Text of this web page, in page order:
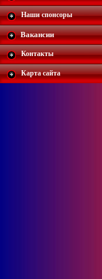
Наши спонсоры
Вакансии
Контакты
Карта сайта